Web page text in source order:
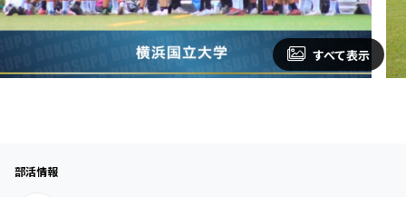
すべて表示
部活情報